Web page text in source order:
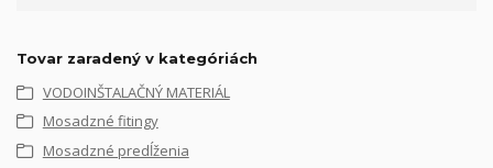
Tovar zaradený v kategóriách
VODOINŠTALAČNÝ MATERIÁL
Mosadzné fitingy
Mosadzné predĺženia